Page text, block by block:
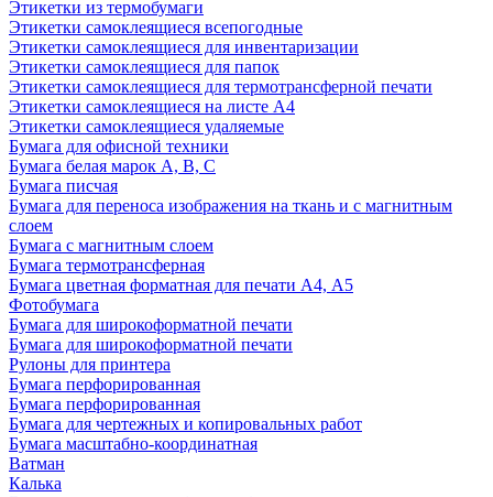
Этикетки из термобумаги
Этикетки самоклеящиеся всепогодные
Этикетки самоклеящиеся для инвентаризации
Этикетки самоклеящиеся для папок
Этикетки самоклеящиеся для термотрансферной печати
Этикетки самоклеящиеся на листе А4
Этикетки самоклеящиеся удаляемые
Бумага для офисной техники
Бумага белая марок А, В, С
Бумага писчая
Бумага для переноса изображения на ткань и с магнитным
слоем
Бумага с магнитным слоем
Бумага термотрансферная
Бумага цветная форматная для печати А4, А5
Фотобумага
Бумага для широкоформатной печати
Бумага для широкоформатной печати
Рулоны для принтера
Бумага перфорированная
Бумага перфорированная
Бумага для чертежных и копировальных работ
Бумага масштабно-координатная
Ватман
Калька